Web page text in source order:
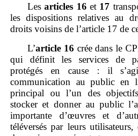
Lesarticles 16et 17
les dispositions relatives au
droits voisins de l’article 17 de
L’article 16 crée dans le
qui définit les services de
protégés en cause : il
communication au public en
principal ou l’un des
stocker et donner au public
importante d’œuvres et
téléversés par leurs